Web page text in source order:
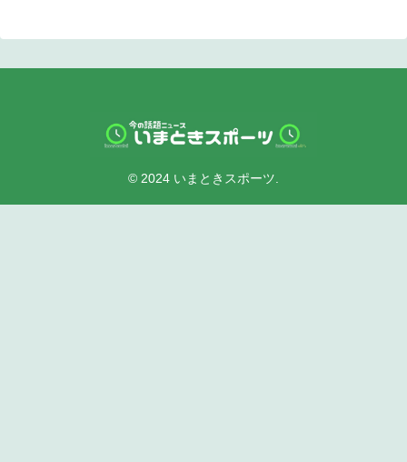
© 2024 いまときスポーツ.